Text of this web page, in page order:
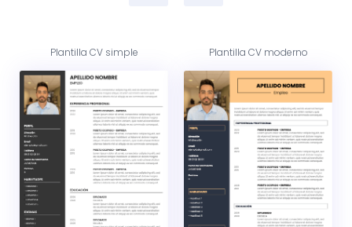
Plantilla CV simple Plantilla CV moderno